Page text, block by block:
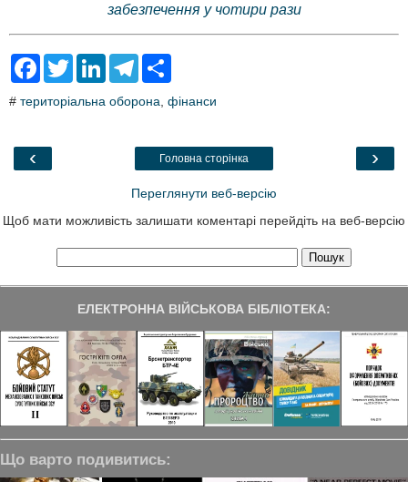
забезпечення у чотири рази
F
e
o
T
t
L
k
T
e
a
r
# територіальна оборона фінанси
‹ ›
Головна сторінка
Переглянути веб-версію
Щоб мати можливість залишати коментарі перейдіть на веб-версію
ЕЛЕКТРОННА ВІЙСЬКОВА БІБЛІОТЕКА:
Що варто подивитись: